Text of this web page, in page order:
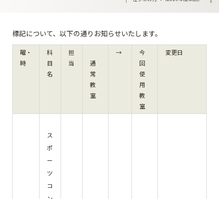
標記について、以下の通りお知らせいたします。
曜・
時
科
目
名
担
当
通
常
教
室
→
今
回
使
用
教
室
変更日
ス
ポ
ー
ツ
コ